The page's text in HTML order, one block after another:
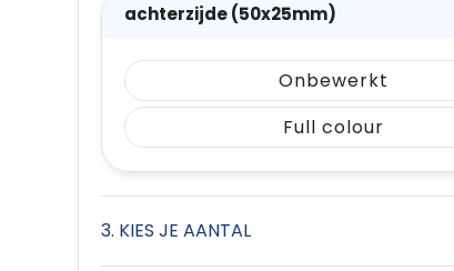
achterzijde (50x25mm)
Onbewerkt
Full colour
3. KIES JE AANTAL